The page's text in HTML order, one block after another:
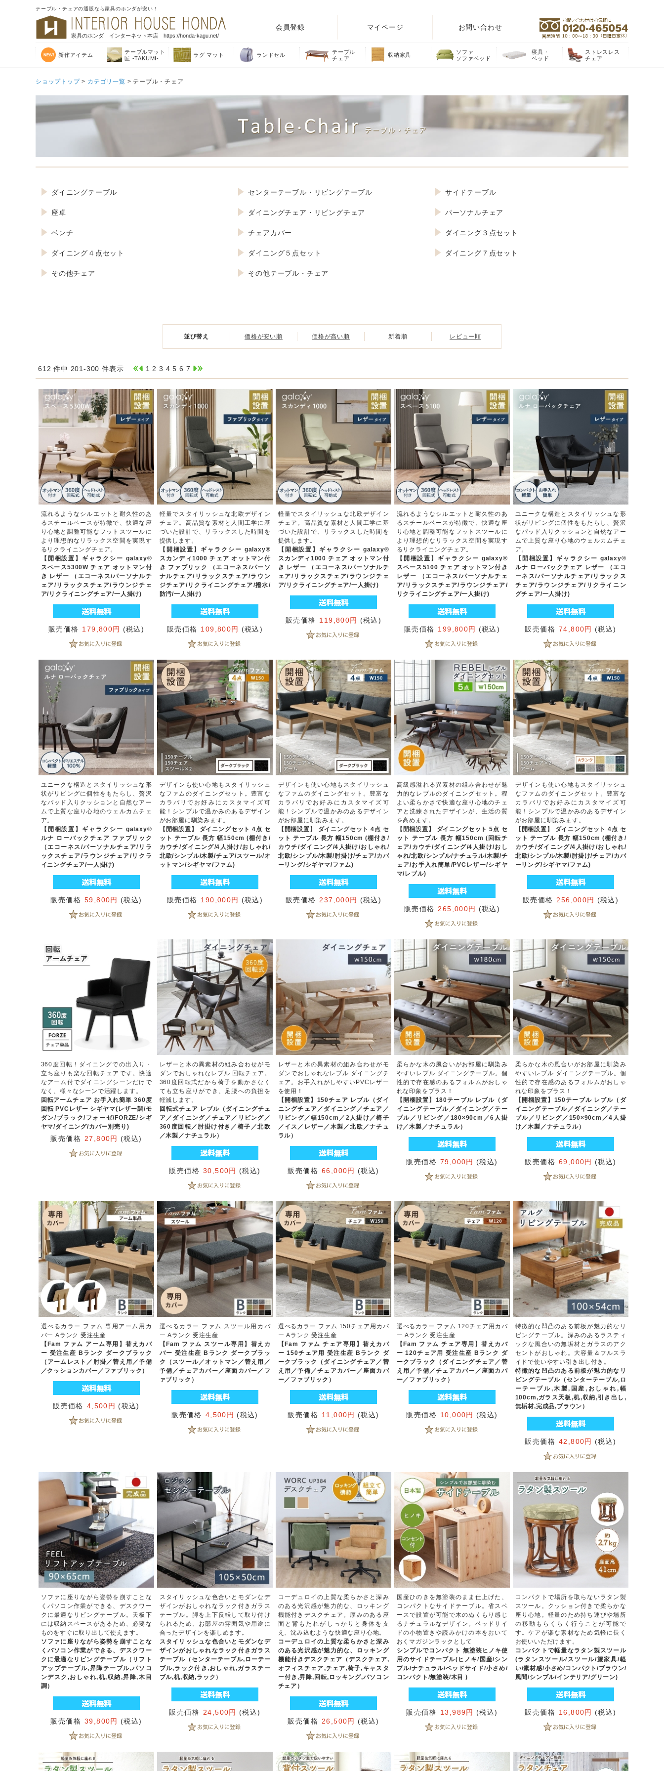
テーブル・チェアの通販なら家具のホンダが安い！
家具のホンダ インターネット本店 https://honda-kagu.net/
会員登録 マイページ お問い合わせ
新作アイテム
テーブルマット
匠 -TAKUMI-
ラグ マット ランドセル
テーブル
チェア
収納家具
ソファ
ソファベッド
寝具・
ベッド
ストレスレス
チェア
ショップトップ> カテゴリ一覧 > テーブル・チェア
ダイニングテーブル センターテーブル・リビングテーブル サイドテーブル
座卓 ダイニングチェア・リビングチェア パーソナルチェア
ベンチ チェアカバー ダイニング３点セット
ダイニング４点セット ダイニング５点セット ダイニング７点セット
その他チェア その他テーブル・チェア
並び替え 価格が安い順 価格が高い順 新着順 レビュー順
612 件中 201-300 件表示 1 2 3 4 5 6 7
流れるようなシルエットと耐久性のあ
るスチールベースが特徴で、快適な座
り心地と調整可能なフットスツールに
より理想的なリラックス空間を実現す
るリクライニングチェア。
【開梱設置】ギャラクシー galaxy®
スペース5300W チェア オットマン付
き レザー （エコーネス/パーソナルチ
ェア/リラックスチェア/ラウンジチェ
ア/リクライニングチェア/一人掛け)
販売価格 179,800円 (税込)
軽量でスタイリッシュな北欧デザイン
チェア。高品質な素材と人間工学に基
づいた設計で、リラックスした時間を
提供します。
【開梱設置】ギャラクシー galaxy®
スカンディ1000 チェア オットマン付
き ファブリック （エコーネス/パーソ
ナルチェア/リラックスチェア/ラウン
ジチェア/リクライニングチェア/撥水/
防汚/一人掛け)
販売価格 109,800円 (税込)
軽量でスタイリッシュな北欧デザイン
チェア。高品質な素材と人間工学に基
づいた設計で、リラックスした時間を
提供します。
【開梱設置】ギャラクシー galaxy®
スカンディ1000 チェア オットマン付
き レザー （エコーネス/パーソナルチ
ェア/リラックスチェア/ラウンジチェ
ア/リクライニングチェア/一人掛け)
販売価格 119,800円 (税込)
流れるようなシルエットと耐久性のあ
るスチールベースが特徴で、快適な座
り心地と調整可能なフットスツールに
より理想的なリラックス空間を実現す
るリクライニングチェア。
【開梱設置】ギャラクシー galaxy®
スペース5100 チェア オットマン付き
レザー （エコーネス/パーソナルチェ
ア/リラックスチェア/ラウンジチェア/
リクライニングチェア/一人掛け)
販売価格 199,800円 (税込)
ユニークな構造とスタイリッシュな形
状がリビングに個性をもたらし、贅沢
なパッド入りクッションと自然なアー
ムで上質な座り心地のウェルカムチェ
ア。
【開梱設置】ギャラクシー galaxy®
ルナ ローバックチェア レザー （エコ
ーネス/パーソナルチェア/リラックス
チェア/ラウンジチェア/リクライニン
グチェア/一人掛け)
販売価格 74,800円 (税込)
ユニークな構造とスタイリッシュな形
状がリビングに個性をもたらし、贅沢
なパッド入りクッションと自然なアー
ムで上質な座り心地のウェルカムチェ
ア。
【開梱設置】ギャラクシー galaxy®
ルナ ローバックチェア ファブリック
（エコーネス/パーソナルチェア/リラ
ックスチェア/ラウンジチェア/リクラ
イニングチェア/一人掛け)
販売価格 59,800円 (税込)
デザインも使い心地もスタイリッシュ
なファムのダイニングセット。豊富な
カラバリでお好みにカスタマイズ可
能！シンプルで温かみのあるデザイン
がお部屋に馴染みます。
【開梱設置】 ダイニングセット 4点 セ
ット テーブル 長方 幅150cm (棚付き/
カウチ/ダイニング/4人掛け/おしゃれ/
北欧/シンプル/木製/チェア/スツール/オ
ットマン/シギヤマ/ファム)
販売価格 190,000円 (税込)
デザインも使い心地もスタイリッシュ
なファムのダイニングセット。豊富な
カラバリでお好みにカスタマイズ可
能！シンプルで温かみのあるデザイン
がお部屋に馴染みます。
【開梱設置】 ダイニングセット 4点 セ
ット テーブル 長方 幅150cm (棚付き/
カウチ/ダイニング/4人掛け/おしゃれ/
北欧/シンプル/木製/肘掛け/チェア/カバ
ーリング/シギヤマ/ファム)
販売価格 237,000円 (税込)
高級感溢れる異素材の組み合わせが魅
力的なレブルのダイニングセット。程
よい柔らかさで快適な座り心地のチェ
アと洗練されたデザインが、生活の質
を高めます。
【開梱設置】 ダイニングセット 5点 セ
ット テーブル 長方 幅150cm (回転チ
ェア/カウチ/ダイニング/4人掛け/おし
ゃれ/北欧/シンプル/ナチュラル/木製/チ
ェア/お手入れ簡単/PVCレザー/シギヤ
マ/レブル)
販売価格 265,000円 (税込)
デザインも使い心地もスタイリッシュ
なファムのダイニングセット。豊富な
カラバリでお好みにカスタマイズ可
能！シンプルで温かみのあるデザイン
がお部屋に馴染みます。
【開梱設置】 ダイニングセット 4点 セ
ット テーブル 長方 幅150cm (棚付き/
カウチ/ダイニング/4人掛け/おしゃれ/
北欧/シンプル/木製/肘掛け/チェア/カバ
ーリング/シギヤマ/ファム)
販売価格 256,000円 (税込)
360度回転！ダイニングでの出入り・
立ち座りも楽な回転チェアです。快適
なアーム付でダイニングシーンだけで
なく、様々なシーンで活躍します。
回転アームチェア お手入れ簡単 360度
回転 PVCレザー シギヤマ(レザー調/モ
ダン/ブラック/フォーゼ/FORZE/シギ
ヤマ/ダイニング/カバー別売り)
販売価格 27,800円 (税込)
レザーと木の異素材の組み合わせがモ
ダンでおしゃれなレブル 回転チェア。
360度回転式だから椅子を動かさなく
ても立ち座りができ、足腰への負担を
軽減します。
回転式チェア レブル（ダイニングチェ
ア／ダイニング／チェア／リビング／
360度回転／肘掛け付き／椅子／北欧
／木製／ナチュラル）
販売価格 30,500円 (税込)
レザーと木の異素材の組み合わせがモ
ダンでおしゃれなレブル ダイニングチ
ェア。お手入れがしやすいPVCレザー
を使用！
【開梱設置】150チェア レブル（ダイ
ニングチェア／ダイニング／チェア／
リビング／幅150cm／2人掛け／椅子
／イス／レザー／木製／北欧／ナチュ
ラル）
販売価格 66,000円 (税込)
柔らかな木の風合いがお部屋に馴染み
やすいレブル ダイニングテーブル。個
性的で存在感のあるフォルムがおしゃ
れな印象をプラス！
【開梱設置】180テーブル レブル（ダ
イニングテーブル／ダイニング／テー
ブル／リビング／180×90cm／6人掛
け／木製／ナチュラル）
販売価格 79,000円 (税込)
柔らかな木の風合いがお部屋に馴染み
やすいレブル ダイニングテーブル。個
性的で存在感のあるフォルムがおしゃ
れな印象をプラス！
【開梱設置】150テーブル レブル（ダ
イニングテーブル／ダイニング／テー
ブル／リビング／150×90cm／4人掛
け／木製／ナチュラル）
販売価格 69,000円 (税込)
選べるカラー ファム 専用アーム用カ
バー Aランク 受注生産
【Fam ファム アーム専用】替えカバ
ー 受注生産 Bランク ダークブラック
（アームレスト／肘掛／替え用／予備
／クッションカバー／ファブリック）
販売価格 4,500円 (税込)
選べるカラー ファム スツール用カバ
ー Aランク 受注生産
【Fam ファム スツール専用】替えカ
バー 受注生産 Bランク ダークブラッ
ク（スツール／オットマン／替え用／
予備／チェアカバー／座面カバー／フ
ァブリック）
販売価格 4,500円 (税込)
選べるカラー ファム 150チェア用カバ
ー Aランク 受注生産
【Fam ファム チェア専用】替えカバ
ー 150チェア用 受注生産 Bランク ダ
ークブラック（ダイニングチェア／替
え用／予備／チェアカバー／座面カバ
ー／ファブリック）
販売価格 11,000円 (税込)
選べるカラー ファム 120チェア用カバ
ー Aランク 受注生産
【Fam ファム チェア専用】替えカバ
ー 120チェア用 受注生産 Bランク ダ
ークブラック（ダイニングチェア／替
え用／予備／チェアカバー／座面カバ
ー／ファブリック）
販売価格 10,000円 (税込)
特徴的な凹凸のある前板が魅力的なリ
ビングテーブル。深みのあるラスティ
ックな風合いの無垢材とガラスのアク
セントがおしゃれ。大容量＆フルスラ
イドで使いやすい引き出し付き。
特徴的な凹凸のある前板が魅力的なリ
ビングテーブル（センターテーブル,ロ
ーテーブル,木製,国産,おしゃれ,幅
100cm,ガラス天板,机,収納,引き出し,
無垢材,完成品,ブラウン）
販売価格 42,800円 (税込)
ソファに座りながら姿勢を崩すことな
くパソコン作業ができる、デスクワー
クに最適なリビングテーブル。天板下
には収納スペースがあるため、必要な
ものをすぐに取り出して使えます。
ソファに座りながら姿勢を崩すことな
くパソコン作業ができる、デスクワー
クに最適なリビングテーブル（リフト
アップテーブル,昇降テーブル,パソコ
ンデスク,おしゃれ,机,収納,昇降,木目
調）
販売価格 39,800円 (税込)
スタイリッシュな色合いとモダンなデ
ザインがおしゃれなラック付きガラス
テーブル。脚を上下反転して取り付け
られるため、お部屋の雰囲気や用途に
合ったデザインを楽しめます。
スタイリッシュな色合いとモダンなデ
ザインがおしゃれなラック付きガラス
テーブル（センターテーブル,ローテー
ブル,ラック付き,おしゃれ,ガラステー
ブル,机,収納,ラック）
販売価格 24,500円 (税込)
コーデュロイの上質な柔らかさと深み
のある光沢感が魅力的な、ロッキング
機能付きデスクチェア。厚みのある座
面と背もたれがしっかりと身体を支
え、沈み込むような快適な座り心地。
コーデュロイの上質な柔らかさと深み
のある光沢感が魅力的な、ロッキング
機能付きデスクチェア（デスクチェア,
オフィスチェア,チェア,椅子,キャスタ
ー付き,昇降,回転,ロッキング,パソコン
チェア）
販売価格 26,500円 (税込)
国産ひのきを無塗装のまま仕上げた、
コンパクトなサイドテーブル。省スペ
ースで設置が可能で木のぬくもり感じ
るナチュラルなデザイン。ベッドサイ
ドの小物置きや読みかけの本をおいて
おくマガジンラックとして
シンプルでコンパクト 無塗装ヒノキ使
用のサイドテーブル(ヒノキ/国産/シン
プル/ナチュラル/ベッドサイド/小さめ/
コンパクト/無塗装/木目 )
販売価格 13,989円 (税込)
コンパクトで場所を取らないラタン製
スツール。クッション付きで柔らかな
座り心地。軽量のため持ち運びや場所
の移動もらくらく行うことが可能で
す。ケアが楽な素材なため気軽に長く
お使いいただけます。
コンパクトで軽量なラタン製スツール
(ラタンスツール/スツール/籐家具/軽
い/素材感/小さめ/コンパクト/ブラウン/
風間/シンプル/インテリア/グリーン)
販売価格 16,800円 (税込)